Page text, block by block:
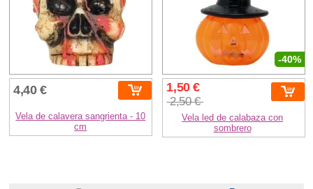
4,40 €
Vela de calavera sangrienta - 10
cm
-40%
1,50 €
2,50 €
Vela led de calabaza con
sombrero